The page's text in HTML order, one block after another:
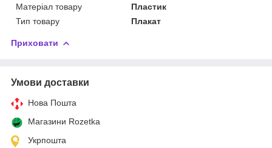
Матеріал товару
Пластик
Тип товару
Плакат
Приховати
Умови доставки
Нова Пошта
Магазини Rozetka
Укрпошта